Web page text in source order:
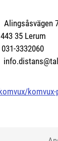
35 Lerum
3332060